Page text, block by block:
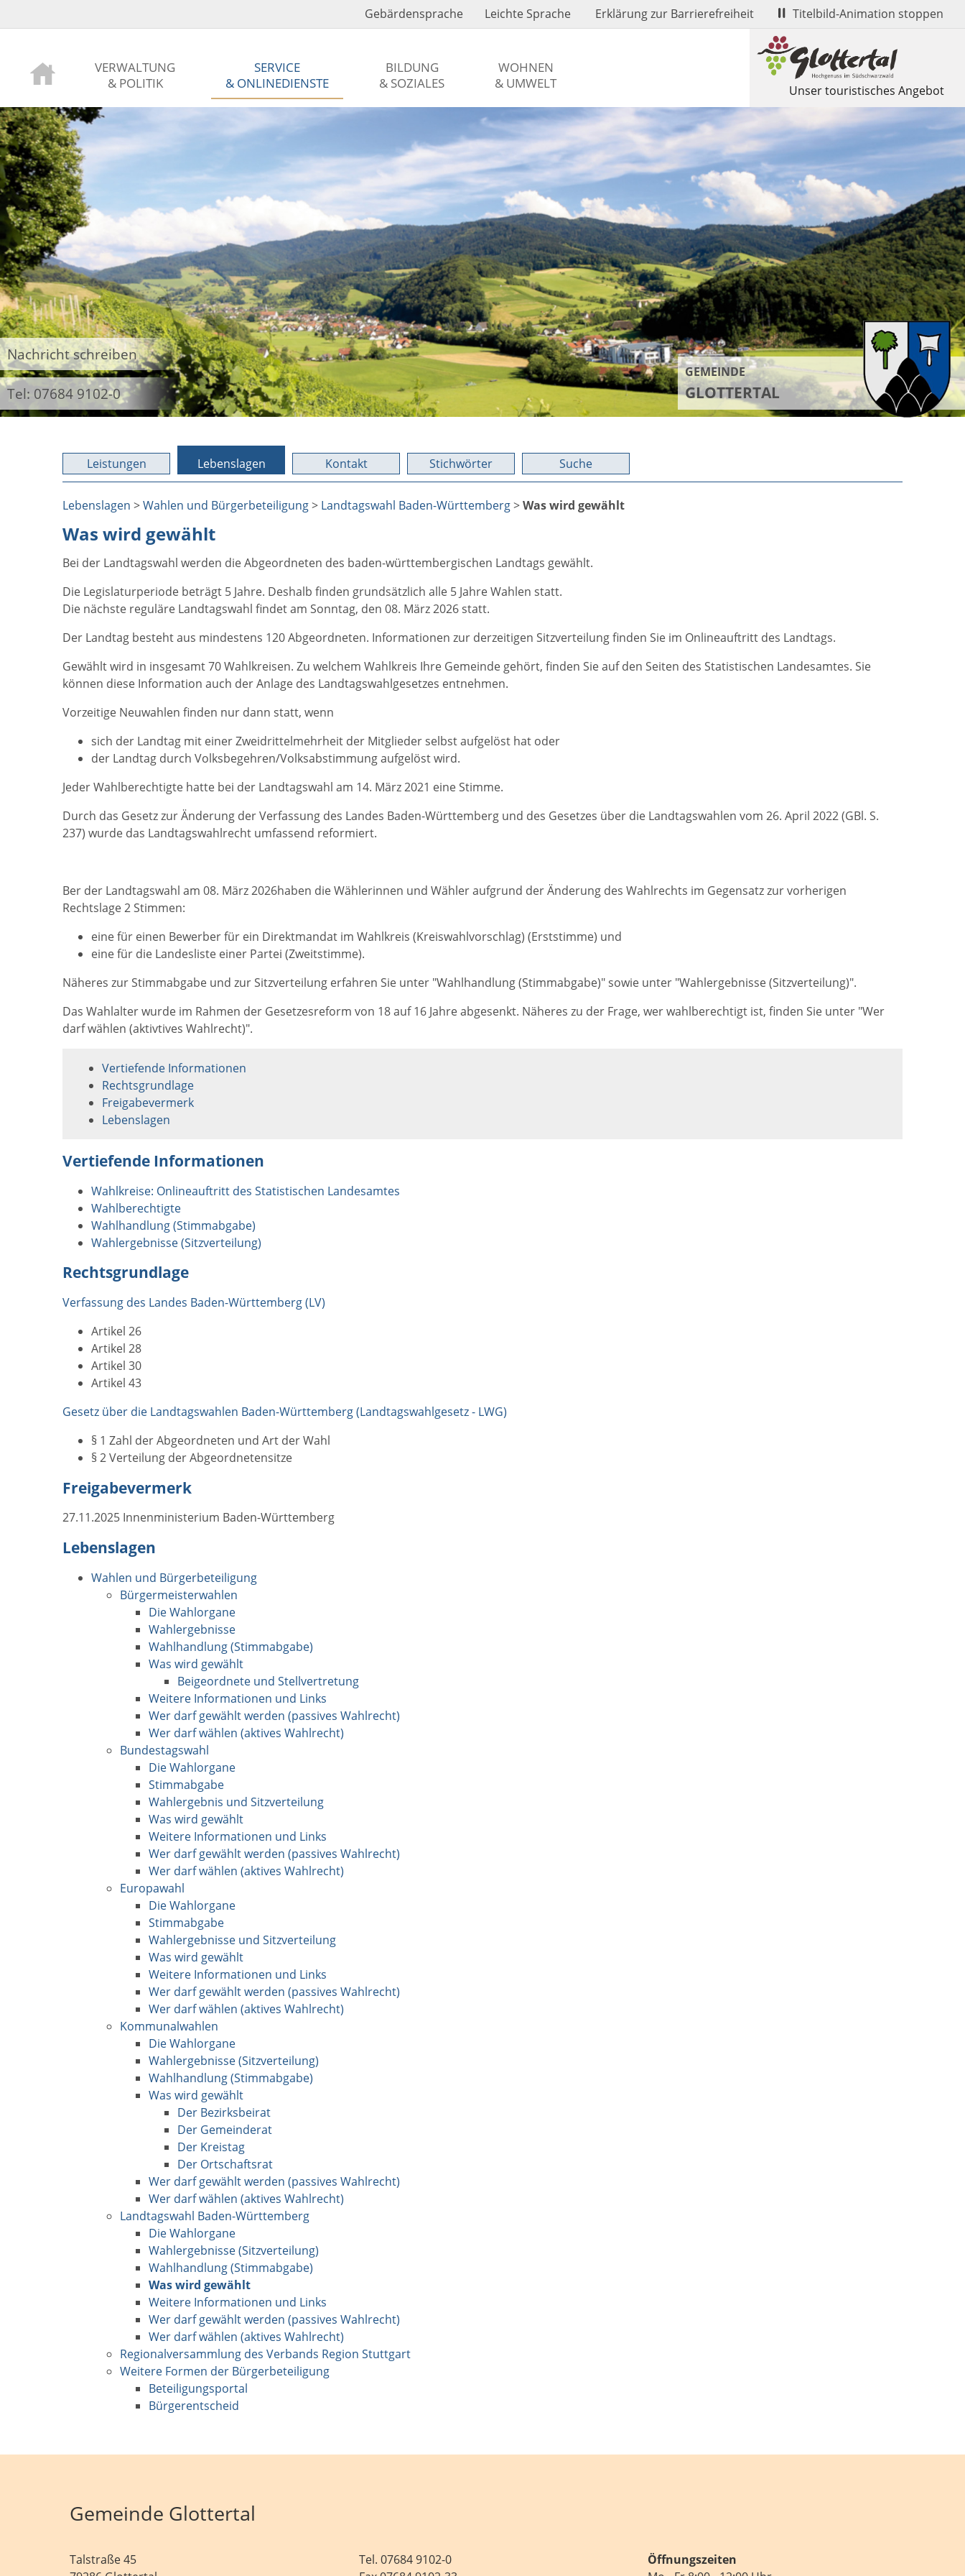
Gebärdensprache Leichte Sprache Erklärung zur Barrierefreiheit Titelbild-Animation stoppen
VERWALTUNG
& POLITIK
SERVICE
& ONLINEDIENSTE
BILDUNG
& SOZIALES
WOHNEN
& UMWELT
Unser touristisches Angebot
Nachricht schreiben
Tel: 07684 9102-0
GEMEINDE
GLOTTERTAL
Leistungen Lebenslagen Kontakt Stichwörter Suche
Lebenslagen >Wahlen und Bürgerbeteiligung> Landtagswahl Baden-Württemberg>Was wird gewählt
Was wird gewählt
Bei der Landtagswahl werden die Abgeordneten des baden-württembergischen Landtags gewählt.
Die Legislaturperiode beträgt 5 Jahre. Deshalb finden grundsätzlich alle 5 Jahre Wahlen statt.
Die nächste reguläre Landtagswahl findet am Sonntag, den 08. März 2026 statt.
Der Landtag besteht aus mindestens 120 Abgeordneten. Informationen zur derzeitigen Sitzverteilung finden Sie im Onlineauftritt des Landtags.
Gewählt wird in insgesamt 70 Wahlkreisen. Zu welchem Wahlkreis Ihre Gemeinde gehört, finden Sie auf den Seiten des Statistischen Landesamtes. Sie
können diese Information auch der Anlage des Landtagswahlgesetzes entnehmen.
Vorzeitige Neuwahlen finden nur dann statt, wenn
sich der Landtag mit einer Zweidrittelmehrheit der Mitglieder selbst aufgelöst hat oder
der Landtag durch Volksbegehren/Volksabstimmung aufgelöst wird.
Jeder Wahlberechtigte hatte bei der Landtagswahl am 14. März 2021 eine Stimme.
Durch das Gesetz zur Änderung der Verfassung des Landes Baden-Württemberg und des Gesetzes über die Landtagswahlen vom 26. April 2022 (GBl. S.
237) wurde das Landtagswahlrecht umfassend reformiert.
Ber der Landtagswahl am 08. März 2026haben die Wählerinnen und Wähler aufgrund der Änderung des Wahlrechts im Gegensatz zur vorherigen
Rechtslage 2 Stimmen:
eine für einen Bewerber für ein Direktmandat im Wahlkreis (Kreiswahlvorschlag) (Erststimme) und
eine für die Landesliste einer Partei (Zweitstimme).
Näheres zur Stimmabgabe und zur Sitzverteilung erfahren Sie unter "Wahlhandlung (Stimmabgabe)" sowie unter "Wahlergebnisse (Sitzverteilung)".
Das Wahlalter wurde im Rahmen der Gesetzesreform von 18 auf 16 Jahre abgesenkt. Näheres zu der Frage, wer wahlberechtigt ist, finden Sie unter "Wer
darf wählen (aktivtives Wahlrecht)".
Vertiefende Informationen
Rechtsgrundlage
Freigabevermerk
Lebenslagen
Vertiefende Informationen
Wahlkreise: Onlineauftritt des Statistischen Landesamtes
Wahlberechtigte
Wahlhandlung (Stimmabgabe)
Wahlergebnisse (Sitzverteilung)
Rechtsgrundlage
Verfassung des Landes Baden-Württemberg (LV)
Artikel 26
Artikel 28
Artikel 30
Artikel 43
Gesetz über die Landtagswahlen Baden-Württemberg (Landtagswahlgesetz - LWG)
§ 1 Zahl der Abgeordneten und Art der Wahl
§ 2 Verteilung der Abgeordnetensitze
Freigabevermerk
27.11.2025 Innenministerium Baden-Württemberg
Lebenslagen
Wahlen und Bürgerbeteiligung
Bürgermeisterwahlen
Die Wahlorgane
Wahlergebnisse
Wahlhandlung (Stimmabgabe)
Was wird gewählt
Beigeordnete und Stellvertretung
Weitere Informationen und Links
Wer darf gewählt werden (passives Wahlrecht)
Wer darf wählen (aktives Wahlrecht)
Bundestagswahl
Die Wahlorgane
Stimmabgabe
Wahlergebnis und Sitzverteilung
Was wird gewählt
Weitere Informationen und Links
Wer darf gewählt werden (passives Wahlrecht)
Wer darf wählen (aktives Wahlrecht)
Europawahl
Die Wahlorgane
Stimmabgabe
Wahlergebnisse und Sitzverteilung
Was wird gewählt
Weitere Informationen und Links
Wer darf gewählt werden (passives Wahlrecht)
Wer darf wählen (aktives Wahlrecht)
Kommunalwahlen
Die Wahlorgane
Wahlergebnisse (Sitzverteilung)
Wahlhandlung (Stimmabgabe)
Was wird gewählt
Der Bezirksbeirat
Der Gemeinderat
Der Kreistag
Der Ortschaftsrat
Wer darf gewählt werden (passives Wahlrecht)
Wer darf wählen (aktives Wahlrecht)
Landtagswahl Baden-Württemberg
Die Wahlorgane
Wahlergebnisse (Sitzverteilung)
Wahlhandlung (Stimmabgabe)
Was wird gewählt
Weitere Informationen und Links
Wer darf gewählt werden (passives Wahlrecht)
Wer darf wählen (aktives Wahlrecht)
Regionalversammlung des Verbands Region Stuttgart
Weitere Formen der Bürgerbeteiligung
Beteiligungsportal
Bürgerentscheid
Gemeinde Glottertal
Talstraße 45
Tel. 07684 9102-0
Öffnungszeiten